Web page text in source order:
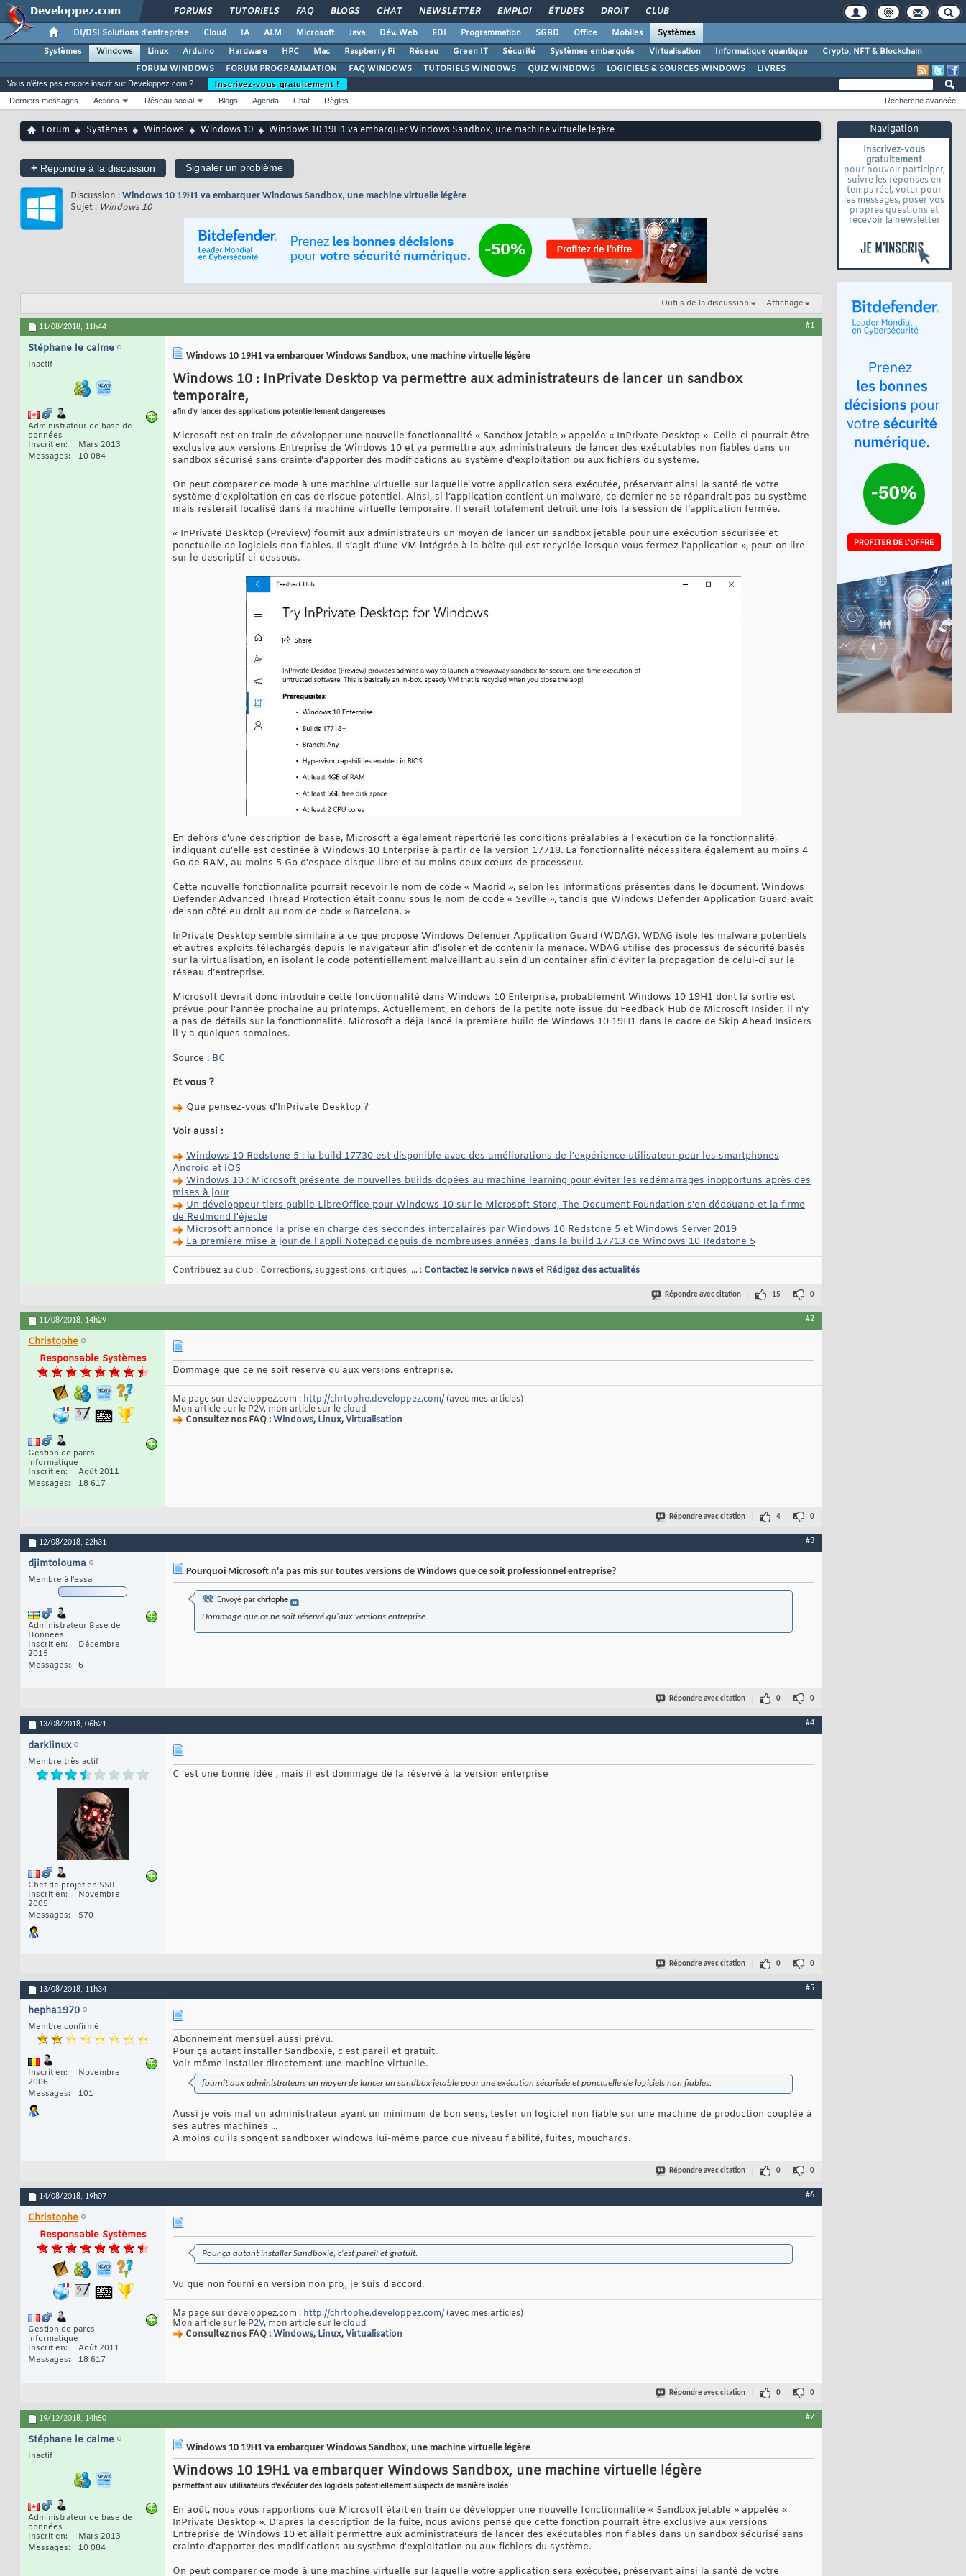
FORUMS TUTORIELS FAQ BLOGS CHAT NEWSLETTER EMPLOI ÉTUDES DROIT CLUB
DI/DSI Solutions d'entreprise Cloud IA ALM Microsoft Java Dév. Web EDI Programmation SGBD Office Mobiles
Systèmes
Systèmes
Windows Linux Arduino Hardware HPC Mac Raspberry Pi Réseau Green IT Sécurité Systèmes embarqués Virtualisation Informatique quantique
Crypto, NFT & Blockchain
FORUM WINDOWS
FORUM PROGRAMMATION FAQ WINDOWS TUTORIELS WINDOWS QUIZ WINDOWS LOGICIELS & SOURCES WINDOWS LIVRES
Navigation
Inscrivez-vous
gratuitement
pour pouvoir participer,
suivre les réponses en
temps réel, voter pour
les messages, poser vos
propres questions et
recevoir la newsletter
Vous n'êtes pas encore inscrit sur Developpez.com ?
Inscrivez-vous gratuitement !
Derniers messages
Actions Réseau social Blogs Agenda Chat Règles Recherche avancée
Forum Systèmes Windows Windows 10 Windows 10 19H1 va embarquer Windows Sandbox, une machine virtuelle légère
+ Répondre à la discussion Signaler un problème
Discussion : Windows 10 19H1 va embarquer Windows Sandbox, une machine virtuelle légère
Sujet : Windows 10
Outils de la discussion Affichage
11/08/2018, 11h44 #1
Stéphane le calme
Inactif
Administrateur de base de
données
Inscrit en
Mars 2013
Messages
10 084
Windows 10 19H1 va embarquer Windows Sandbox, une machine virtuelle légère
Windows 10 : InPrivate Desktop va permettre aux administrateurs de lancer un sandbox
temporaire,
afin d'y lancer des applications potentiellement dangereuses
Microsoft est en train de développer une nouvelle fonctionnalité « Sandbox jetable » appelée « InPrivate Desktop ». Celle-ci pourrait être
exclusive aux versions Entreprise de Windows 10 et va permettre aux administrateurs de lancer des exécutables non fiables dans un
sandbox sécurisé sans crainte d'apporter des modifications au système d'exploitation ou aux fichiers du système.
On peut comparer ce mode à une machine virtuelle sur laquelle votre application sera exécutée, préservant ainsi la santé de votre
système d’exploitation en cas de risque potentiel. Ainsi, si l’application contient un malware, ce dernier ne se répandrait pas au système
mais resterait localisé dans la machine virtuelle temporaire. Il serait totalement détruit une fois la session de l’application fermée.
« InPrivate Desktop (Preview) fournit aux administrateurs un moyen de lancer un sandbox jetable pour une exécution sécurisée et
ponctuelle de logiciels non fiables. Il s’agit d’une VM intégrée à la boîte qui est recyclée lorsque vous fermez l’application », peut-on lire
sur le descriptif ci-dessous.
En dehors d'une description de base, Microsoft a également répertorié les conditions préalables à l'exécution de la fonctionnalité,
indiquant qu'elle est destinée à Windows 10 Enterprise à partir de la version 17718. La fonctionnalité nécessitera également au moins 4
Go de RAM, au moins 5 Go d'espace disque libre et au moins deux cœurs de processeur.
Cette nouvelle fonctionnalité pourrait recevoir le nom de code « Madrid », selon les informations présentes dans le document. Windows
Defender Advanced Thread Protection était connu sous le nom de code « Seville », tandis que Windows Defender Application Guard avait
de son côté eu droit au nom de code « Barcelona. »
InPrivate Desktop semble similaire à ce que propose Windows Defender Application Guard (WDAG). WDAG isole les malware potentiels
et autres exploits téléchargés depuis le navigateur afin d’isoler et de contenir la menace. WDAG utilise des processus de sécurité basés
sur la virtualisation, en isolant le code potentiellement malveillant au sein d’un container afin d’éviter la propagation de celui-ci sur le
réseau d’entreprise.
Microsoft devrait donc introduire cette fonctionnalité dans Windows 10 Enterprise, probablement Windows 10 19H1 dont la sortie est
prévue pour l’année prochaine au printemps. Actuellement, en dehors de la petite note issue du Feedback Hub de Microsoft Insider, il n'y
a pas de détails sur la fonctionnalité. Microsoft a déjà lancé la première build de Windows 10 19H1 dans le cadre de Skip Ahead Insiders
il y a quelques semaines.
Source : BC
Et vous ?
Que pensez-vous d'InPrivate Desktop ?
Voir aussi :
Windows 10 Redstone 5 : la build 17730 est disponible avec des améliorations de l'expérience utilisateur pour les smartphones
Android et iOS
Windows 10 : Microsoft présente de nouvelles builds dopées au machine learning pour éviter les redémarrages inopportuns après des
mises à jour
Un développeur tiers publie LibreOffice pour Windows 10 sur le Microsoft Store, The Document Foundation s'en dédouane et la firme
de Redmond l'éjecte
Microsoft annonce la prise en charge des secondes intercalaires par Windows 10 Redstone 5 et Windows Server 2019
La première mise à jour de l'appli Notepad depuis de nombreuses années, dans la build 17713 de Windows 10 Redstone 5
Contribuez au club : Corrections, suggestions, critiques, ... : Contactez le service newset Rédigez des actualités
Répondre avec citation 15 0
11/08/2018, 14h29 #2
Christophe
Responsable Systèmes
Gestion de parcs
informatique
Inscrit en
Août 2011
Messages
18 617
Dommage que ce ne soit réservé qu'aux versions entreprise.
Ma page sur developpez.com : http://chrtophe.developpez.com/(avec mes articles)
Mon article sur le P2V, mon article sur lecloud
Consultez nos FAQ :Windows, Linux,Virtualisation
Répondre avec citation 4 0
12/08/2018, 22h31 #3
djimtolouma
Membre à l'essai
Administrateur Base de
Donnees
Inscrit en
Décembre
2015
Messages
6
Pourquoi Microsoft n'a pas mis sur toutes versions de Windows que ce soit professionnel entreprise?
Envoyé par chrtophe
Dommage que ce ne soit réservé qu'aux versions entreprise.
Répondre avec citation 0 0
13/08/2018, 06h21 #4
darklinux
Membre très actif
Chef de projet en SSII
Inscrit en
Novembre
2005
Messages
570
C 'est une bonne idée , mais il est dommage de la réservé à la version enterprise
Répondre avec citation 0 0
13/08/2018, 11h34 #5
hepha1970
Membre confirmé
Inscrit en
Novembre
2006
Messages
101
Abonnement mensuel aussi prévu.
Pour ça autant installer Sandboxie, c'est pareil et gratuit.
Voir même installer directement une machine virtuelle.
fournit aux administrateurs un moyen de lancer un sandbox jetable pour une exécution sécurisée et ponctuelle de logiciels non fiables.
Aussi je vois mal un administrateur ayant un minimum de bon sens, tester un logiciel non fiable sur une machine de production couplée à
ses autres machines ...
A moins qu'ils songent sandboxer windows lui-même parce que niveau fiabilité, fuites, mouchards.
Répondre avec citation 0 0
14/08/2018, 19h07 #6
Christophe
Responsable Systèmes
Gestion de parcs
informatique
Inscrit en
Août 2011
Messages
18 617
Pour ça autant installer Sandboxie, c'est pareil et gratuit.
Vu que non fourni en version non pro,, je suis d'accord.
Ma page sur developpez.com : http://chrtophe.developpez.com/(avec mes articles)
Mon article sur le P2V, mon article sur lecloud
Consultez nos FAQ :Windows, Linux,Virtualisation
Répondre avec citation 0 0
19/12/2018, 14h50 #7
Stéphane le calme
Inactif
Administrateur de base de
données
Inscrit en
Mars 2013
Messages
10 084
Windows 10 19H1 va embarquer Windows Sandbox, une machine virtuelle légère
Windows 10 19H1 va embarquer Windows Sandbox, une machine virtuelle légère
permettant aux utilisateurs d'exécuter des logiciels potentiellement suspects de manière isolée
En août, nous vous rapportions que Microsoft était en train de développer une nouvelle fonctionnalité « Sandbox jetable » appelée «
InPrivate Desktop ». D’après la description de la fuite, nous avions pensé que cette fonction pourrait être exclusive aux versions
Entreprise de Windows 10 et allait permettre aux administrateurs de lancer des exécutables non fiables dans un sandbox sécurisé sans
crainte d'apporter des modifications au système d'exploitation ou aux fichiers du système.
On peut comparer ce mode à une machine virtuelle sur laquelle votre application sera exécutée, préservant ainsi la santé de votre